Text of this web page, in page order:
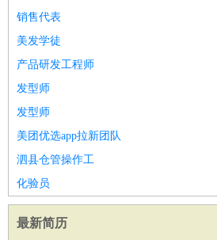
销售代表
美发学徒
产品研发工程师
发型师
发型师
美团优选app拉新团队
泗县仓管操作工
化验员
最新简历